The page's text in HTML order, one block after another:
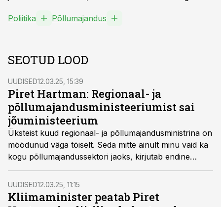
Poliitika Põllumajandus
SEOTUD LOOD
UUDISED12.03.25, 15:39
Piret Hartman: Regionaal- ja
põllumajandusministeeriumist sai
jõuministeerium
Üksteist kuud regionaal- ja põllumajandusministrina on
möödunud väga töiselt. Seda mitte ainult minu vaid ka
kogu põllumajandussektori jaoks, kirjutab endine
regionaal- ja põllumajandusminister Piret Hartman.
UUDISED12.03.25, 11:15
Kliimaminister peatab Piret